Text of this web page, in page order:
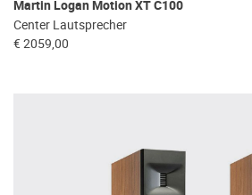
Martin Logan Motion XT C100
Center Lautsprecher
€ 2059,00